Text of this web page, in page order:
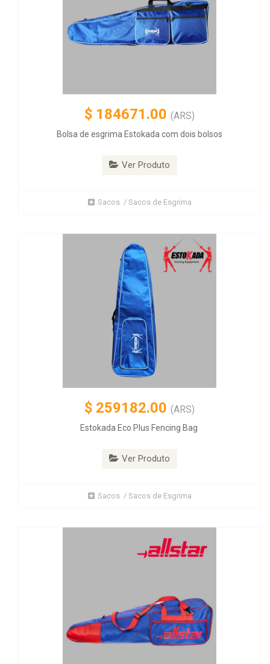
$ 184671.00 (ARS)
Bolsa de esgrima Estokada com dois bolsos
Ver Produto
Sacos / Sacos de Esgrima
$ 259182.00 (ARS)
Estokada Eco Plus Fencing Bag
Ver Produto
Sacos / Sacos de Esgrima